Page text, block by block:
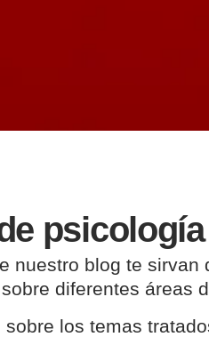
psicología
nuestro blog te sirvan
diferentes áreas
los temas